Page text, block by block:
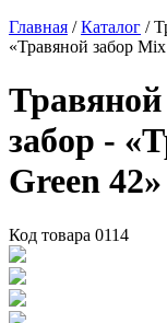
Главная /Каталог /
«Травяной забор
забор -
Green 42»
Код товара 0114